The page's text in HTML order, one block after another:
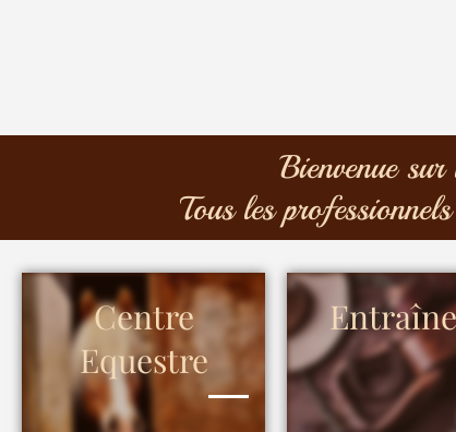
Bienvenue
Tous les
Centre
Equestre